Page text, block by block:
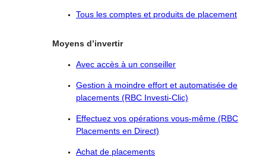
Tous les comptes et produits de placement
Moyens d’invertir
Avec accès à un conseiller
Gestion à moindre effort et automatisée de
placements (RBC Investi-Clic)
Effectuez vos opérations vous-même (RBC
Placements en Direct)
Achat de placements